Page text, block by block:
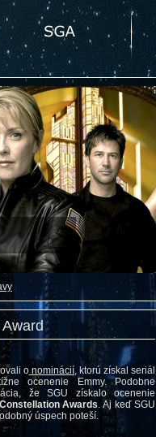
onominácií,ktorú získal seriál
ocenenie Emmy. Podobne
že SGU získalo ocenenie
Constellation Awards. Aj keď SGU
úspech poteší.